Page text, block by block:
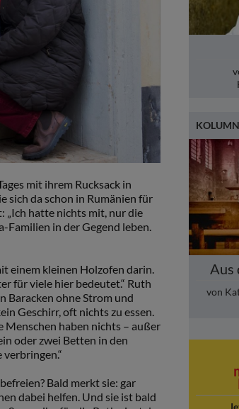
Aus
von
mit ihrem Rucksack in
sich da schon in Rumänien für
„Ich hatte nichts mit, nur die
Familien in der Gegend leben.
einem kleinen Holzofen darin.
für viele hier bedeutet.“ Ruth
Baracken ohne Strom und
Geschirr, oft nichts zu essen.
haben nichts – außer
oder zwei Betten in den
Bald merkt sie: gar
dabei helfen. Und sie ist bald